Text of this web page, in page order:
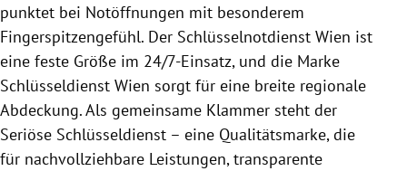
punktet bei Notöffnungen mit besonderem
Fingerspitzengefühl. Der Schlüsselnotdienst Wien ist
eine feste Größe im 24/7-Einsatz, und die Marke
Schlüsseldienst Wien sorgt für eine breite regionale
Abdeckung. Als gemeinsame Klammer steht der
Seriöse Schlüsseldienst – eine Qualitätsmarke, die
für nachvollziehbare Leistungen, transparente